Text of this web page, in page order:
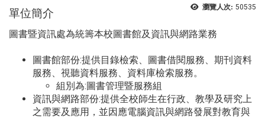
瀏覽人次: 50535
單位簡介
圖書暨資訊處為統籌本校圖書館及資訊與網路業務
圖書館部份:提供目錄檢索、圖書借閱服務、期刊資料
服務、視聽資料服務、資料庫檢索服務。
組別為:圖書管理暨服務組
資訊與網路部份:提供全校師生在行政、教學及研究上
之需要及應用，並因應電腦資訊與網路發展對教育與